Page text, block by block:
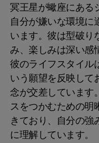
冥王星が蠍座にある
自分が嫌いな環境に
います。彼は型破り
み、楽しみは深い感
彼のライフスタイル
いう願望を反映して
念が交差しています
スをつかむための明
きており、自分の
に理解しています。